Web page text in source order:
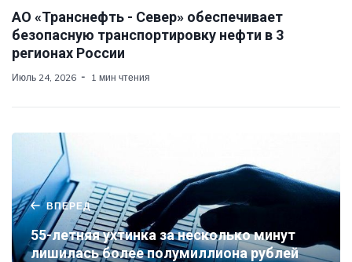
АО «Транснефть - Север» обеспечивает
безопасную транспортировку нефти в 3
регионах России
Июль 24, 2026 1 мин чтения
ВПЕРЕД
55-летняя ухтинка за несколько минут
лишилась более полумиллиона рублей